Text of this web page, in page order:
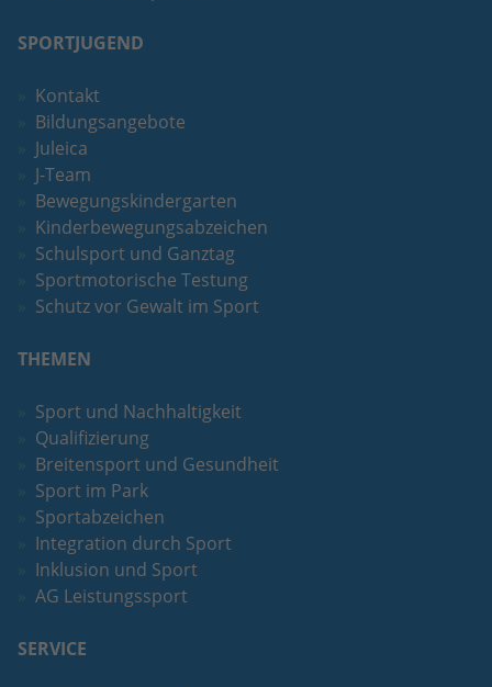
SPORTJUGEND
Kontakt
Bildungsangebote
Juleica
J-Team
Bewegungskindergarten
Kinderbewegungsabzeichen
Schulsport und Ganztag
Sportmotorische Testung
Schutz vor Gewalt im Sport
THEMEN
Sport und Nachhaltigkeit
Qualifizierung
Breitensport und Gesundheit
Sport im Park
Sportabzeichen
Integration durch Sport
Inklusion und Sport
AG Leistungssport
SERVICE
eines Analyseberichts darüber, wie es
Name
Anbieter Google LLC
Laufzeit 2 Jahre
Wird verwendet, um den Sitzungsstatus